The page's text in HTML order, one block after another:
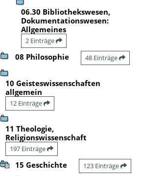
06.30 Bibliothekswesen,
Dokumentationswesen:
Allgemeines
2 Einträge
08 Philosophie 48 Einträge
10 Geisteswissenschaften
allgemein
12 Einträge
11 Theologie,
Religionswissenschaft
197 Einträge
15 Geschichte 123 Einträge